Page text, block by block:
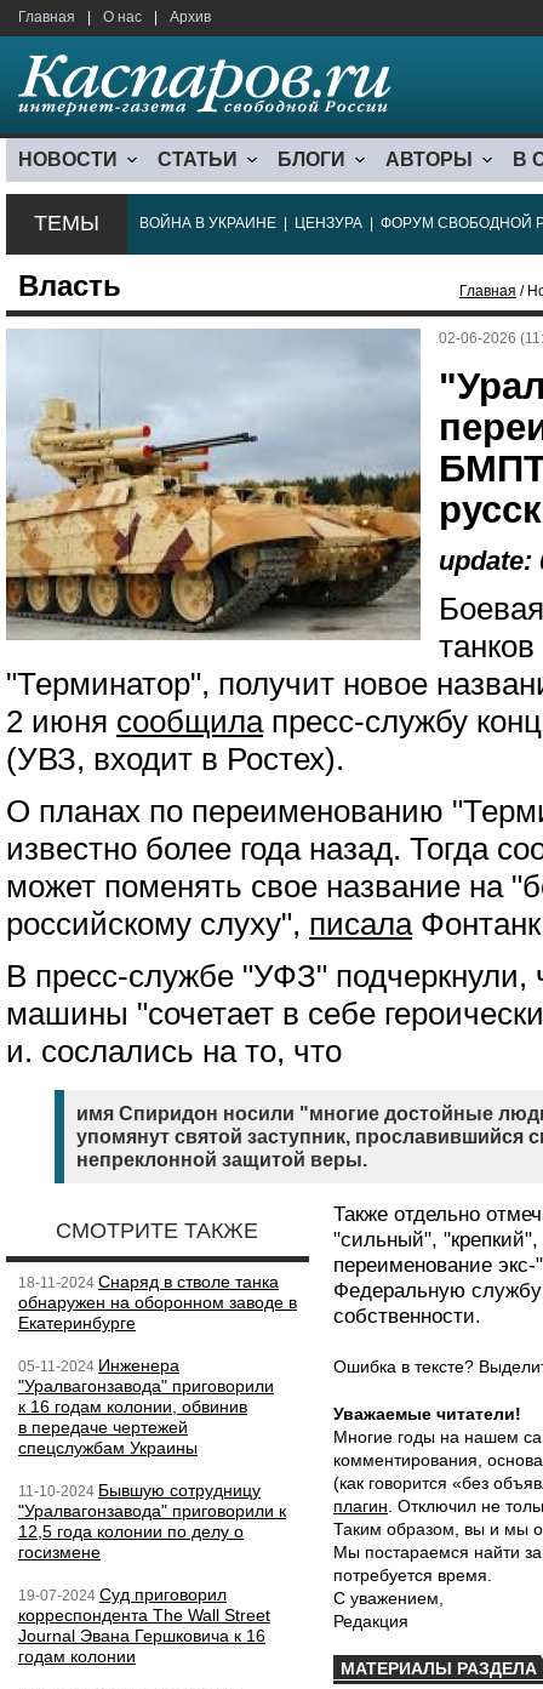
Главная О нас Архив
НОВОСТИ СТАТЬИ БЛОГИ АВТОРЫ В
ТЕМЫ ВОЙНА В УКРАИНЕ ЦЕНЗУРА ФОРУМ СВОБОДНОЙ
Власть Главная /
02-06-2026
update:
"Терминатор", получит новое
2 июня сообщилапресс-службу
(УВЗ, входит в Ростех).
О планах по переименованию
известно более года назад. Тогда
может поменять свое название на
российскому слуху", писала
В пресс-службе "УФЗ" подчеркнули,
машины "сочетает в себе
и. сослались на то, что
имя Спиридон носили "многие достойные
упомянут святой заступник, прославившийся
непреклонной защитой веры.
СМОТРИТЕ ТАКЖЕ
18-11-2024 Снаряд в стволе танка
обнаружен на оборонном заводе в
Екатеринбурге
05-11-2024 Инженера
"Уралвагонзавода" приговорили
к 16 годам колонии, обвинив
в передаче чертежей
спецслужбам Украины
11-10-2024 Бывшую сотрудницу
"Уралвагонзавода" приговорили к
12,5 года колонии по делу о
госизмене
19-07-2024 Суд приговорил
корреспондента The Wall Street
Journal Эвана Гершковича к 16
годам колонии
Также отдельно
"сильный",
переименование
Федеральную службу
собственности.
Ошибка в тексте?
Уважаемые читатели!
Многие годы на нашем
комментирования,
(как говорится «без
плагин . Отключил не
Таким образом, вы и мы
Мы постараемся найти
потребуется время.
С уважением,
Редакция
МАТЕРИАЛЫ РАЗДЕЛА